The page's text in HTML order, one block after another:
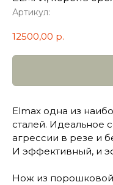
Артикул:
12500,00 р.
Elmax одна из
сталей. Идеальное
агрессии в резе и
И эффективный, и
Нож из порошковой